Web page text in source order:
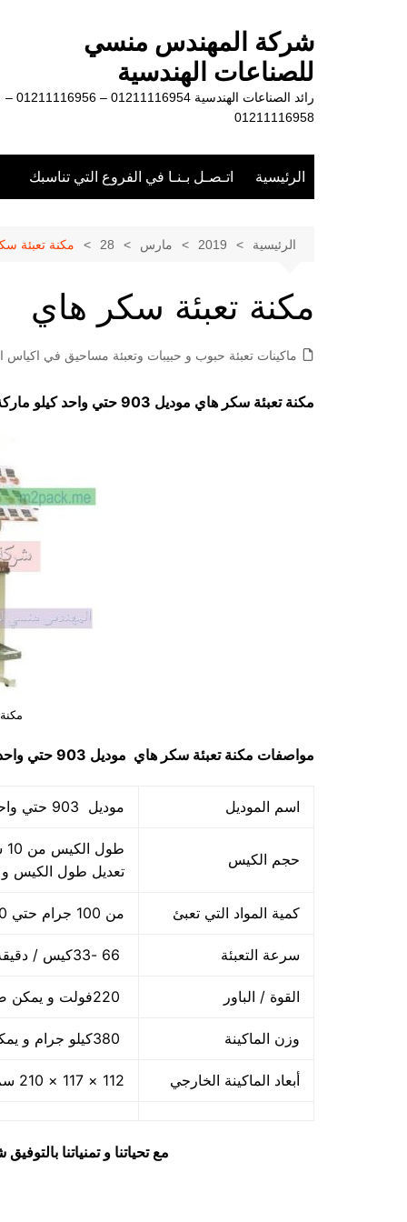
شركة المهندس منسي
للصناعات الهندسية
رائد الصناعات الهندسية 01211116954 – 01211116956 –
01211116958
الرئيسية اتـصـل بـنـا في الفروع التي تناسبك
الرئيسية 2019 مارس 28 مكنة تعبئة
مكنة تعبئة سكر هاي
ماكينات تعبئة حبوب و حبيبات وتعبئة مساحيق في اكياس
مكنة تعبئة سكر هاي موديل 903 حتي واحد كيلو ماركة مهندس منسي
مواصفات مكنة تعبئة سكر هاي موديل 903 حتي واحد كيلو ماركة مهندس منسي
اسم الموديل موديل 903 حتي واحد كيلو ماركة المهندس منسي
حجم الكيس
تعديل طول الكيس
كمية المواد التي تعبئ من 100 جرام حتي 1000 جرام واحد كيلو
سرعة التعبئة
القوة / الباور
وزن الماكينة
أبعاد الماكينة الخارجي 112 × 117 × 210 سم و يمكن فك الماكينة و تركيبها في اي مكان
مع تحياتنا و تمنياتنا